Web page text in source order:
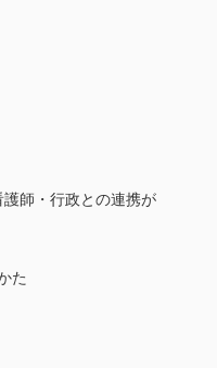
師・行政との連携が
た